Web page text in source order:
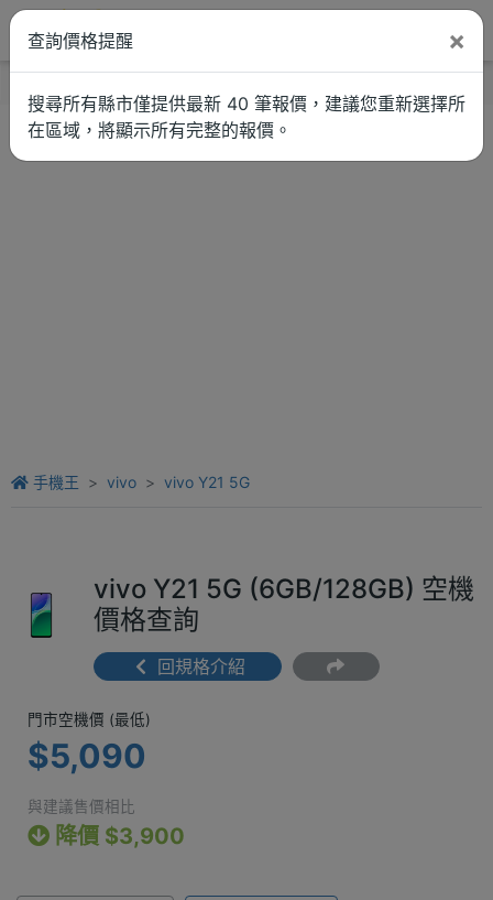
手機王 vivo vivo Y21 5G
vivo Y21 5G (6GB/128GB) 空機
價格查詢
回規格介紹
門市空機價 (最低) $5,090
門市空機價 (最低)
$5,090
與建議售價相比
降價 $3,900
查詢價格提醒 ×
搜尋所有縣市僅提供最新 40 筆報價，建議您重新選擇所
在區域，將顯示所有完整的報價。